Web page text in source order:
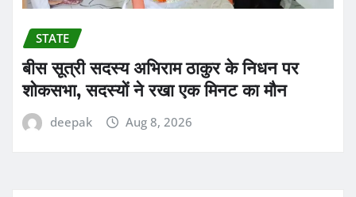
STATE
बीस सूत्री सदस्य अभिराम ठाकुर के निधन पर
शोकसभा, सदस्यों ने रखा एक मिनट का मौन
deepak Aug 8, 2026